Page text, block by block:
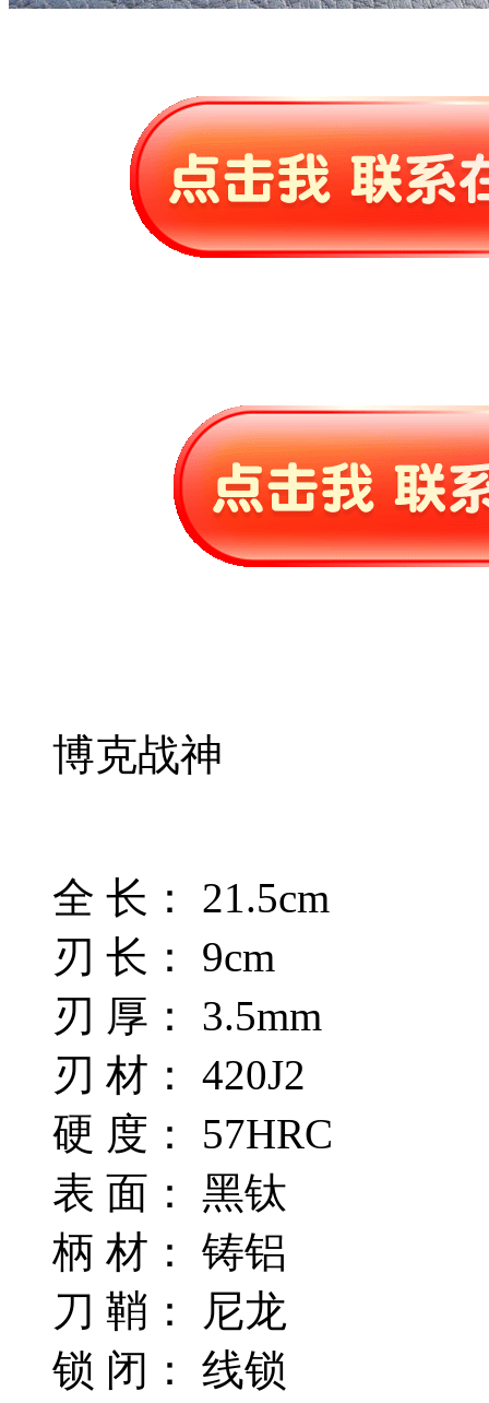
博克战神
全 长： 21.5cm
刃 长： 9cm
刃 厚： 3.5mm
刃 材： 420J2
硬 度： 57HRC
表 面： 黑钛
柄 材： 铸铝
刀 鞘： 尼龙
锁 闭： 线锁